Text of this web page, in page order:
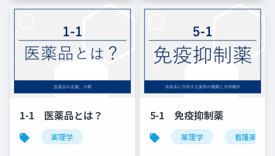
1-1 医薬品とは？
薬理学
5-1 免疫抑制薬
薬理学 看護薬理学